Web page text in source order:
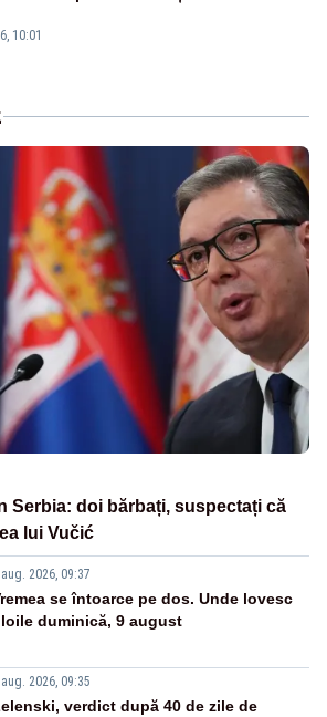
10:01
Serbia: doi bărbați, suspectați că
lui Vučić
2026, 09:37
se întoarce pe dos. Unde lovesc
duminică, 9 august
2026, 09:35
verdict după 40 de zile de